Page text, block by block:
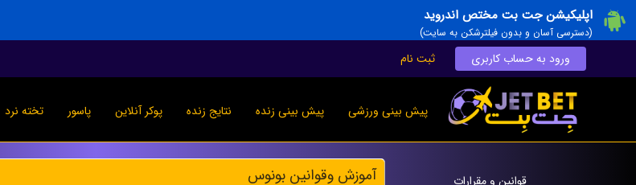
اپلیکیشن جت بت مختص اندروید
(دسترسی آسان و بدون فیلترشکن به سایت)
ورود به حساب کاربری ثبت نام
پیش بینی ورزشی پیش بینی زنده نتایج زنده پوکر آنلاین پاسور تخته نرد
قوانين و مقرارات
آموزش وقوانين بونوس